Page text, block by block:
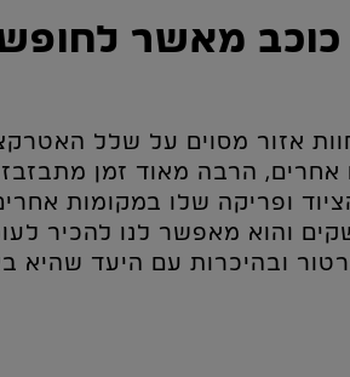
כוכב מאשר
אזור מסוים על שלל
אחרים, הרבה מאוד זמן
ופריקה שלו במקומות
והוא מאפשר לנו להכיר
ובהיכרות עם היעד שהיא